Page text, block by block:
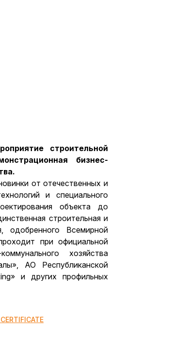
строительной
бизнес-
от отечественных и
и специального
объекта до
строительная и
одобренного Всемирной
при официальной
хозяйства
АО Республиканской
и других профильных